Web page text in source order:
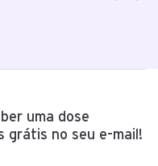
uma dose
grátis no seu e-mail!